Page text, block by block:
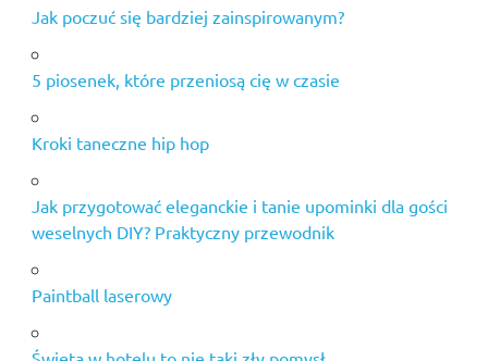
Jak poczuć się bardziej zainspirowanym?
5 piosenek, które przeniosą cię w czasie
Kroki taneczne hip hop
Jak przygotować eleganckie i tanie upominki dla gości
weselnych DIY? Praktyczny przewodnik
Paintball laserowy